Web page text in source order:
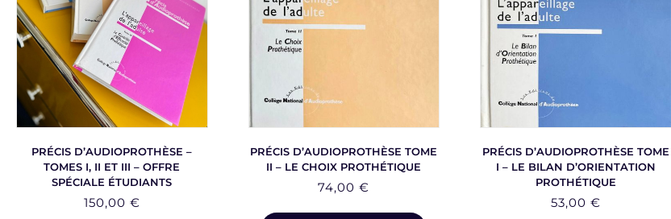
PRÉCIS D’AUDIOPROTHÈSE –
TOMES I, II ET III – OFFRE
SPÉCIALE ÉTUDIANTS
150,00 €
PRÉCIS D’AUDIOPROTHÈSE TOME
II – LE CHOIX PROTHÉTIQUE
74,00€
PRÉCIS D’AUDIOPROTHÈSE TOME
I – LE BILAN D’ORIENTATION
PROTHÉTIQUE
53,00 €